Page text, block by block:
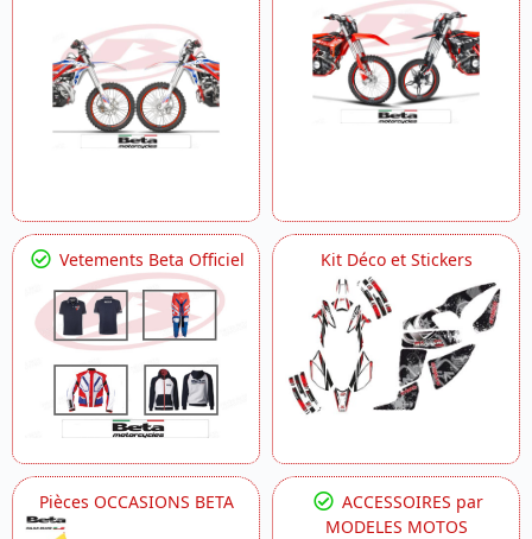
Vetements Beta Officiel Kit Déco et Stickers
Pièces OCCASIONS BETA
ACCESSOIRES par
MODELES MOTOS